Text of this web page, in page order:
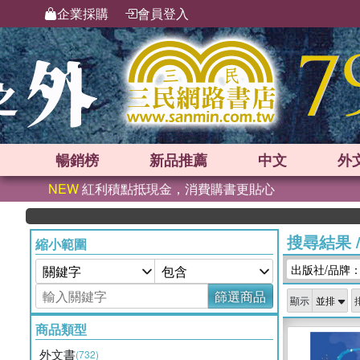
企業採購 會員登入
暢銷榜 新品推薦 中文 外
NEW紅利積點抵現金，消費購書更貼心
縮小範圍
篩選商品
商品類型
外文書(732)
搜尋結果
出版社/品牌
顯示